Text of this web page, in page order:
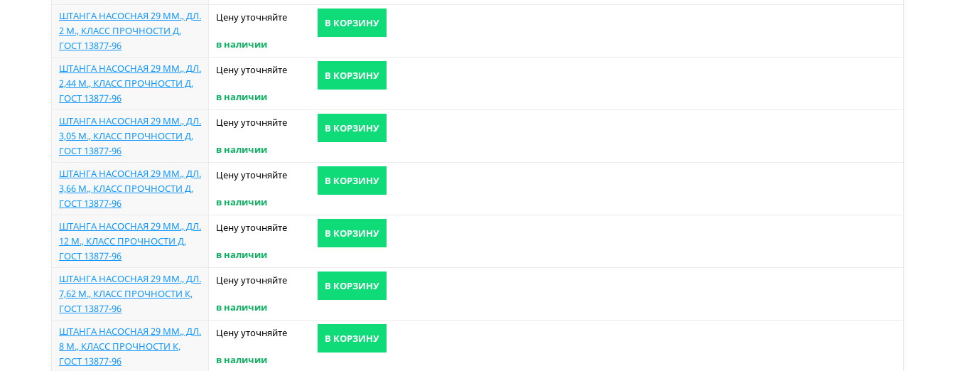
ШТАНГА НАСОСНАЯ 29 ММ., ДЛ.
2 М., КЛАСС ПРОЧНОСТИ Д,
ГОСТ 13877-96
Цену уточняйте
В КОРЗИНУ
в наличии
ШТАНГА НАСОСНАЯ 29 ММ., ДЛ.
2,44 М., КЛАСС ПРОЧНОСТИ Д,
ГОСТ 13877-96
Цену уточняйте
В КОРЗИНУ
в наличии
ШТАНГА НАСОСНАЯ 29 ММ., ДЛ.
3,05 М., КЛАСС ПРОЧНОСТИ Д,
ГОСТ 13877-96
Цену уточняйте
В КОРЗИНУ
в наличии
ШТАНГА НАСОСНАЯ 29 ММ., ДЛ.
3,66 М., КЛАСС ПРОЧНОСТИ Д,
ГОСТ 13877-96
Цену уточняйте
В КОРЗИНУ
в наличии
ШТАНГА НАСОСНАЯ 29 ММ., ДЛ.
12 М., КЛАСС ПРОЧНОСТИ Д,
ГОСТ 13877-96
Цену уточняйте
В КОРЗИНУ
в наличии
ШТАНГА НАСОСНАЯ 29 ММ., ДЛ.
7,62 М., КЛАСС ПРОЧНОСТИ К,
ГОСТ 13877-96
Цену уточняйте
В КОРЗИНУ
в наличии
ШТАНГА НАСОСНАЯ 29 ММ., ДЛ.
8 М., КЛАСС ПРОЧНОСТИ К,
ГОСТ 13877-96
Цену уточняйте
В КОРЗИНУ
в наличии